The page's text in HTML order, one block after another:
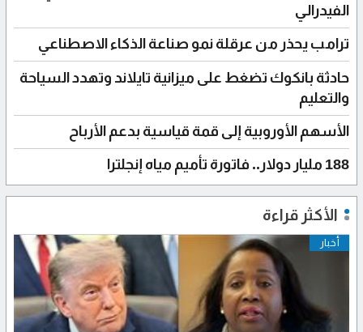
الفيدرالي
ترامب يحذر من عرقلة نمو صناعة الذكاء الاصطناعي
حادثة بانكوك تضغط على ميزانية تايلاند وتهدد السياحة
والتعليم
الأسهم الأوروبية إلى قمة قياسية بدعم الأرباح
188 مليار دولار.. فاتورة تأميم مياه إنجلترا
الأكثر قراءة
أخبار